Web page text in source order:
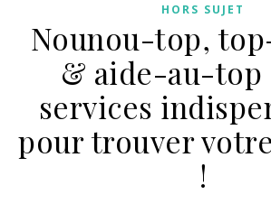
HORS SUJET
Nounou-top,
& aide-au-top
services
pour trouver
!